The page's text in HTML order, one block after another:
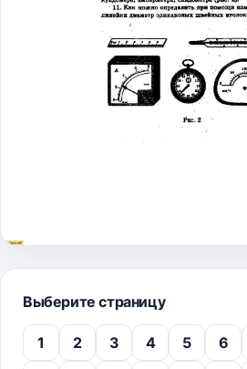
Выберите страницу
1 2 3 4 5 6